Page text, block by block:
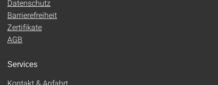
Datenschutz
Barrierefreiheit
Zertifikate
AGB
Services
Kontakt & Anfahrt